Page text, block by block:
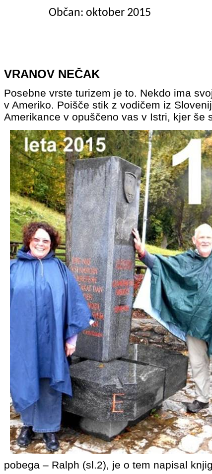
Občan:
VRANOV NEČAK
Posebne vrste turizem je to. Nekdo ima
v Ameriko. Poišče stik z vodičem iz
Amerikance v opuščeno vas v Istri, kjer še
pobega – Ralph (sl.2), je o tem napisal